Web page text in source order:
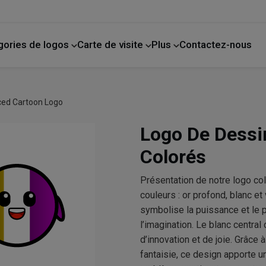
de logos Carte de visite Plus Contactez-nous
Cartoon Logo
Logo De
Colorés
Présentation de notre logo
couleurs : or profond, blanc
symbolise la puissance et le
l’imagination. Le blanc
d’innovation et de joie. Grâce
fantaisie, ce design apporte